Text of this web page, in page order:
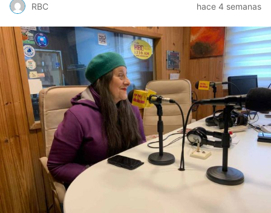
RBC hace 4 semanas